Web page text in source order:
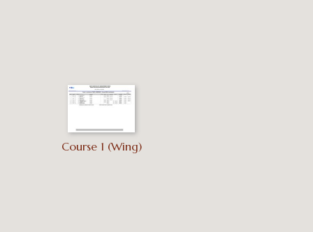
Course 1 (Wing)